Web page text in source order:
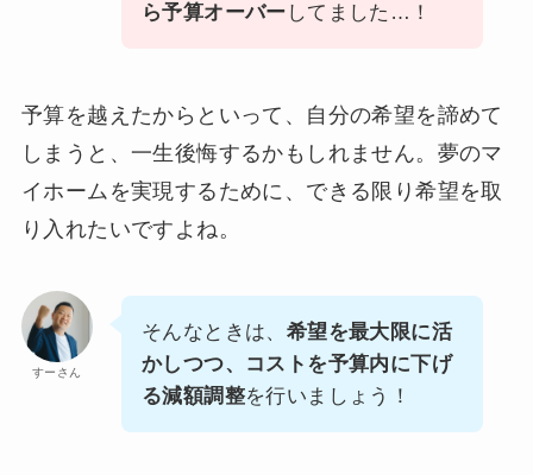
ら予算オーバー してました…！
予算を越えたからといって、自分の希望を諦めて
しまうと、一生後悔するかもしれません。夢のマ
イホームを実現するために、できる限り希望を取
り入れたいですよね。
すーさん
そんなときは、 希望を最大限に活
かしつつ、コストを予算内に下げ
る減額調整を行いましょう！